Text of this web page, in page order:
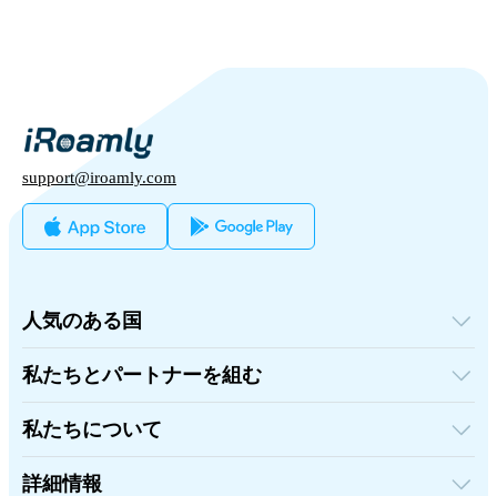
support@iroamly.com
人気のある国
アメリカ合衆国
イギリス
トルコ
フランス
タイ
日本
インド
私たちとパートナーを組む
卸売プラットフォーム
紹介して稼ぐ
アフィリエイトプログラム
API ドキュメント
私たちについて
iRoamlyについて
お問い合わせ
詳細情報